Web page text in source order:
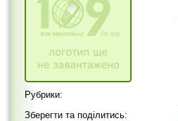
Рубрики:
Зберегти та поділитись: